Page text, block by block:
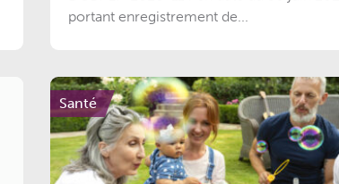
portant enregistrement de...
Santé